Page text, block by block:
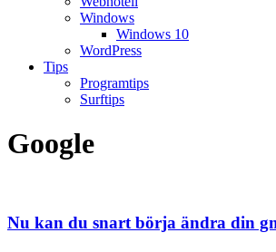
Windows
Windows 10
WordPress
Tips
Programtips
Surftips
Google
Nu kan du snart börja ändra din